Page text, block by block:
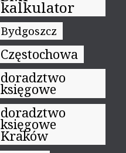
kalkulator
Bydgoszcz
Częstochowa
doradztwo
księgowe
doradztwo
księgowe
Kraków